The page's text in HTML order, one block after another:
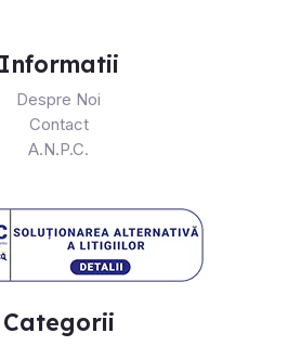
Informatii
Despre Noi
Contact
A.N.P.C.
Categorii